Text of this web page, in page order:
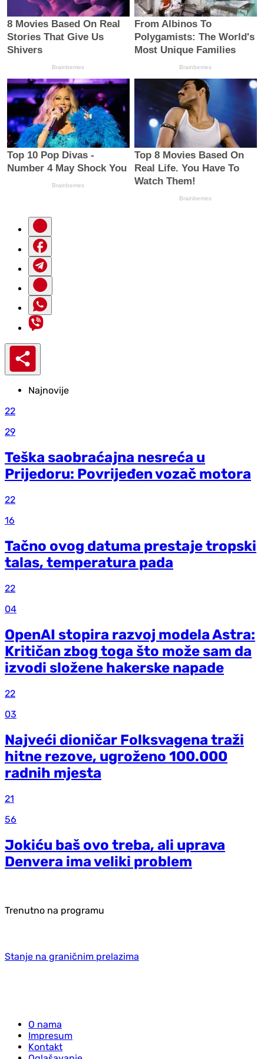
Najnovije
22
29
Teška saobraćajna nesreća u
Prijedoru: Povrijeđen vozač motora
22
16
Tačno ovog datuma prestaje tropski
talas, temperatura pada
22
04
OpenAI stopira razvoj modela Astra:
Kritičan zbog toga što može sam da
izvodi složene hakerske napade
22
03
Najveći dioničar Folksvagena traži
hitne rezove, ugroženo 100.000
radnih mjesta
21
56
Jokiću baš ovo treba, ali uprava
Denvera ima veliki problem
Trenutno na programu
Stanje na graničnim prelazima
O nama
Impresum
Kontakt